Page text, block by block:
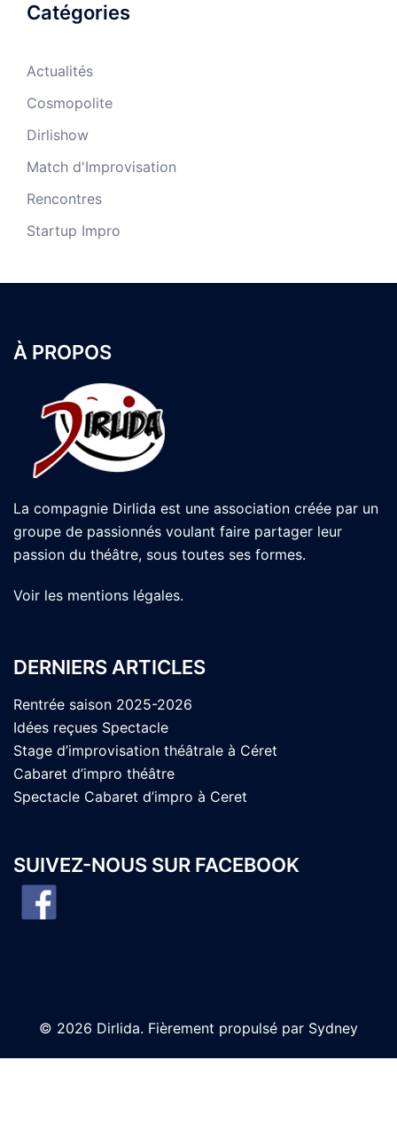
Catégories
Actualités
Cosmopolite
Dirlishow
Match d'Improvisation
Rencontres
Startup Impro
À PROPOS
La compagnie Dirlida est une association créée par un
groupe de passionnés voulant faire partager leur
passion du théâtre, sous toutes ses formes.
Voir les mentions légales.
DERNIERS ARTICLES
Rentrée saison 2025-2026
Idées reçues Spectacle
Stage d’improvisation théâtrale à Céret
Cabaret d’impro théâtre
Spectacle Cabaret d’impro à Ceret
SUIVEZ-NOUS SUR FACEBOOK
© 2026 Dirlida. Fièrement propulsé par Sydney